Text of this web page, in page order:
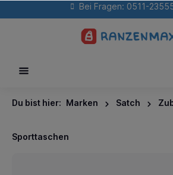
Bei Fragen: 0511-
Du bist hier: Marken Satch
Sporttaschen